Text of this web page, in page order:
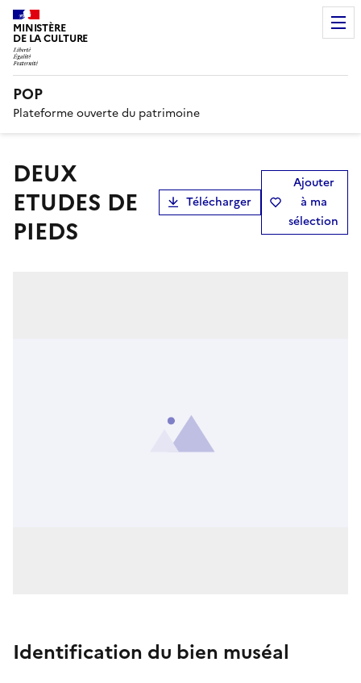
MINISTÈRE
DE LA CULTURE
POP
Plateforme ouverte du patrimoine
DEUX
ETUDES DE
PIEDS
Télécharger
Ajouter
à ma
sélection
Identification du bien muséal